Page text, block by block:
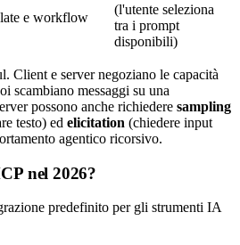
e workflow
(l'utente seleziona
tra i prompt
disponibili)
Client e server negoziano le capacità
scambiano messaggi su una
possono anche richiedere sampling
testo) ed elicitation (chiedere input
agentico ricorsivo.
nel 2026?
predefinito per gli strumenti IA